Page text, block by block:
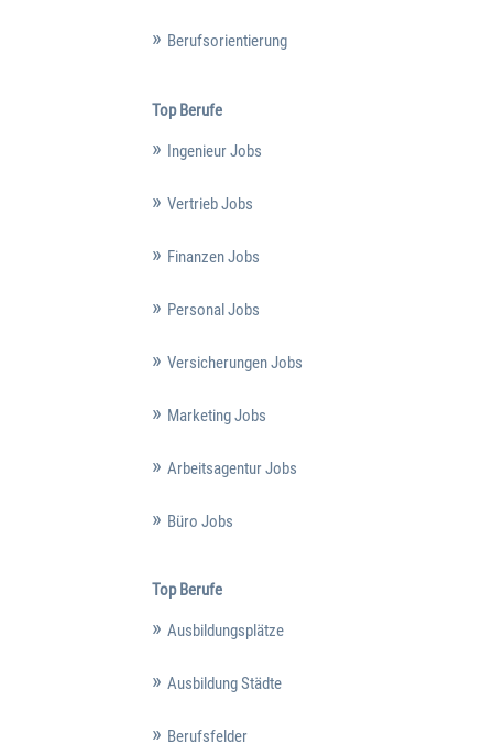
Berufsorientierung
Top Berufe
Ingenieur Jobs
Vertrieb Jobs
Finanzen Jobs
Personal Jobs
Versicherungen Jobs
Marketing Jobs
Arbeitsagentur Jobs
Büro Jobs
Top Berufe
Ausbildungsplätze
Ausbildung Städte
Berufsfelder